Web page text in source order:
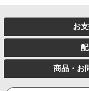
お
商品・お